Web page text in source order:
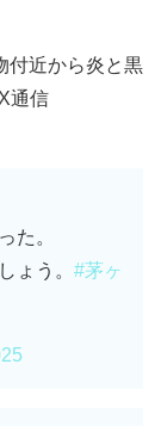
付近から炎と黒
通信
た。
ょう。 #茅ヶ